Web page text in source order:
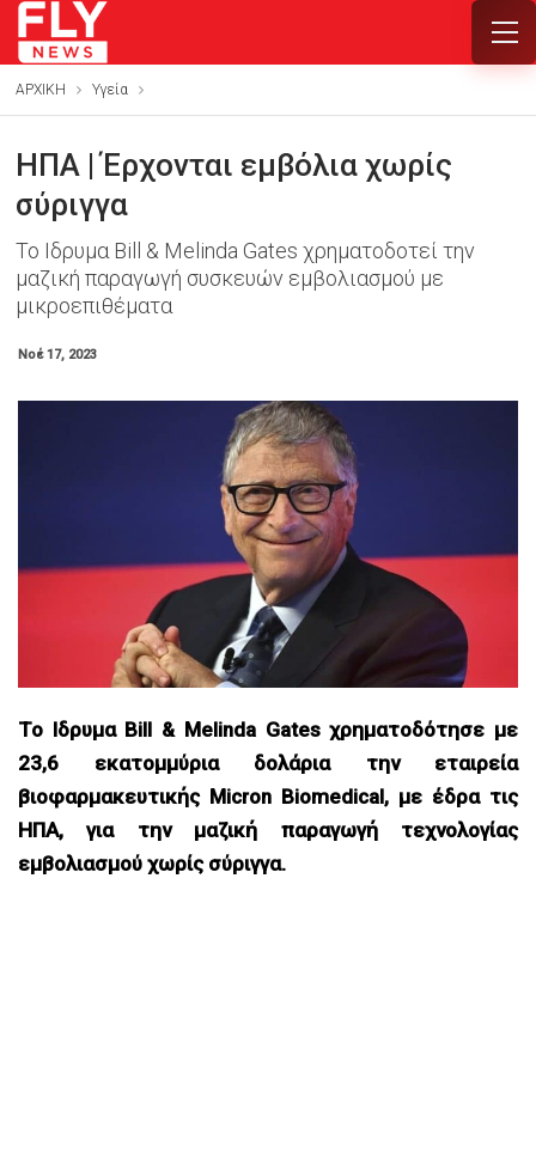
ΑΡΧΙΚΗ Υγεία
ΗΠΑ | Έρχονται εμβόλια χωρίς
σύριγγα
Το Ιδρυμα Bill & Melinda Gates χρηματοδοτεί την
μαζική παραγωγή συσκευών εμβολιασμού με
μικροεπιθέματα
Νοέ 17, 2023
Το Ιδρυμα Bill & Melinda Gates χρηματοδότησε με
23,6 εκατομμύρια δολάρια την εταιρεία
βιοφαρμακευτικής Micron Biomedical, με έδρα τις
ΗΠΑ, για την μαζική παραγωγή τεχνολογίας
εμβολιασμού χωρίς σύριγγα.